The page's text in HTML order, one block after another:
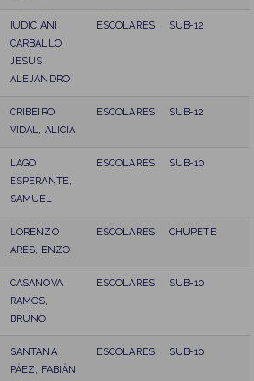
IUDICIANI
CARBALLO,
JESUS
ALEJANDRO
ESCOLARES SUB-12
CRIBEIRO
VIDAL, ALICIA
ESCOLARES SUB-12
LAGO
ESPERANTE,
SAMUEL
ESCOLARES SUB-10
LORENZO
ARES, ENZO
ESCOLARES CHUPETE
CASANOVA
RAMOS,
BRUNO
ESCOLARES SUB-10
SANTANA
PÁEZ, FABIÁN
ESCOLARES SUB-10